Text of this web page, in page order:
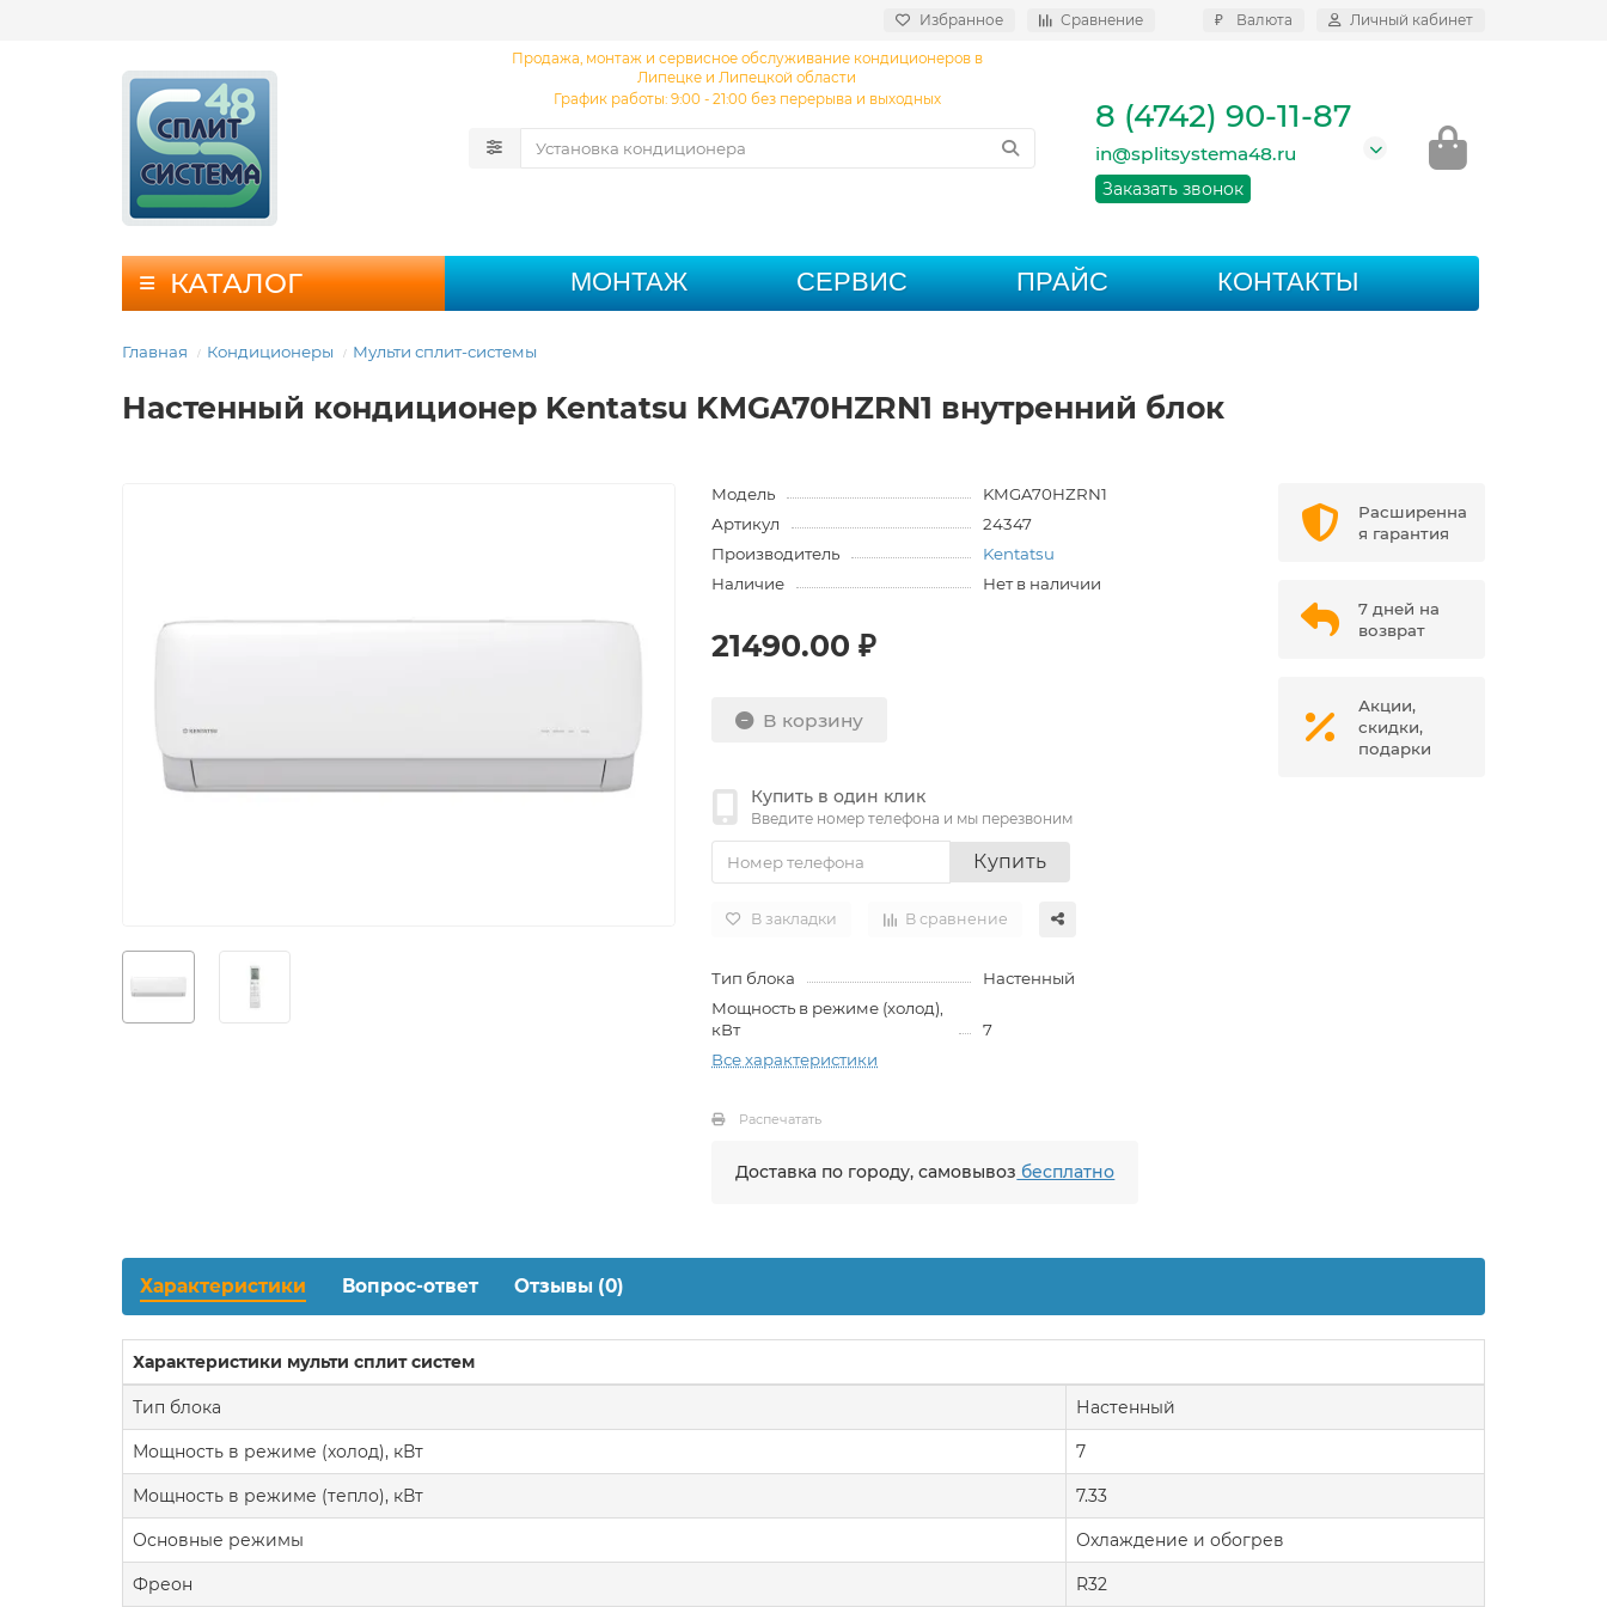
Избранное Сравнение ₽ Валюта Личный кабинет
Продажа, монтаж и сервисное обслуживание кондиционеров в
Липецке и Липецкой области
График работы: 9:00 - 21:00 без перерыва и выходных
8 (4742) 90-11-87
in@splitsystema48.ru
Заказать звонок
КАТАЛОГ МОНТАЖ СЕРВИС ПРАЙС КОНТАКТЫ
Главная Кондиционеры Мульти сплит-системы
Настенный кондиционер Kentatsu KMGA70HZRN1 внутренний блок
Модель
KMGA70HZRN1
Артикул
24347
Производитель
Kentatsu
Наличие
Нет в наличии
21490.00 ₽
В корзину
Купить в один клик
Введите номер телефона и мы перезвоним
Купить
В закладки В сравнение
Тип блока
Настенный
Мощность в режиме (холод),
кВт
7
Все характеристики
Распечатать
Доставка по городу, самовывоз бесплатно
Расширенна
я гарантия
7 дней на
возврат
Акции,
скидки,
подарки
Характеристики Вопрос-ответ Отзывы (0)
Характеристики мульти сплит систем
Тип блока Настенный
Мощность в режиме (холод), кВт 7
Мощность в режиме (тепло), кВт 7.33
Основные режимы Охлаждение и обогрев
Фреон R32